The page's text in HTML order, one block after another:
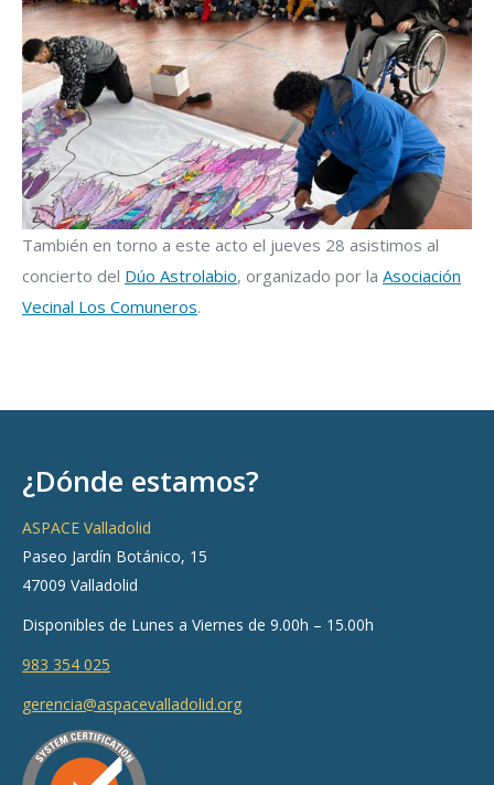
También en torno a este acto el jueves 28 asistimos al
concierto del Dúo Astrolabio, organizado por la Asociación
Vecinal Los Comuneros.
¿Dónde estamos?
ASPACE Valladolid
Paseo Jardín Botánico, 15
47009 Valladolid
Disponibles de Lunes a Viernes de 9.00h – 15.00h
983 354 025
gerencia@aspacevalladolid.org